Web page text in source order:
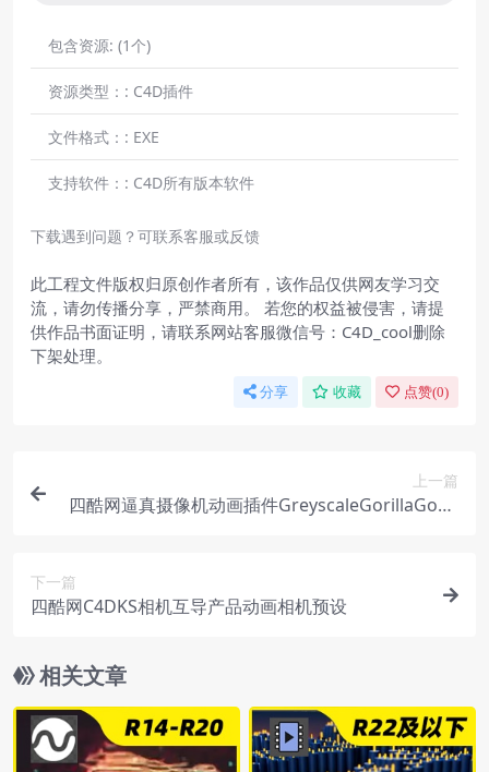
包含资源: (1个)
资源类型：: C4D插件
文件格式：: EXE
支持软件：: C4D所有版本软件
下载遇到问题？可联系客服或反馈
此工程文件版权归原创作者所有，该作品仅供网友学习交
流，请勿传播分享，严禁商用。 若您的权益被侵害，请提
供作品书面证明，请联系网站客服微信号：C4D_cool删除
下架处理。
分享 收藏 点赞(0)
上一篇
四酷网逼真摄像机动画插件GreyscaleGorillaGorill
下一篇
四酷网C4DKS相机互导产品动画相机预设
相关文章